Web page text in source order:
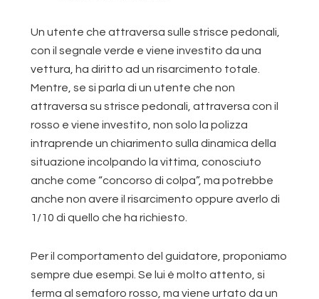
Un utente che attraversa sulle strisce pedonali,
con il segnale verde e viene investito da una
vettura, ha diritto ad un risarcimento totale.
Mentre, se si parla di un utente che non
attraversa su strisce pedonali, attraversa con il
rosso e viene investito, non solo la polizza
intraprende un chiarimento sulla dinamica della
situazione incolpando la vittima, conosciuto
anche come “concorso di colpa”, ma potrebbe
anche non avere il risarcimento oppure averlo di
1/10 di quello che ha richiesto.
Per il comportamento del guidatore, proponiamo
sempre due esempi. Se lui è molto attento, si
ferma al semaforo rosso, ma viene urtato da un